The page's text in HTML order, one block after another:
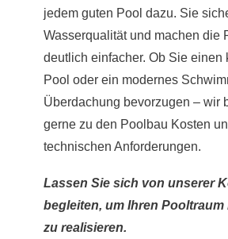
jedem guten Pool dazu. Sie
Wasserqualität und machen die
deutlich einfacher. Ob Sie einen
Pool oder ein modernes
Überdachung bevorzugen – wir
gerne zu den Poolbau Kosten
technischen Anforderungen.
Lassen Sie sich von unserer
begleiten, um Ihren Pooltraum
zu realisieren.